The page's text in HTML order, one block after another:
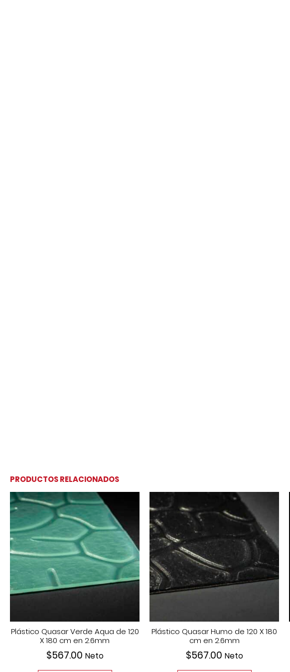
PRODUCTOS RELACIONADOS
Plástico Quasar Verde Aqua de 120
X 180 cm en 2.6mm
$567.00 Neto
Plástico Quasar Humo de 120 X 180
cm en 2.6mm
$567.00 Neto